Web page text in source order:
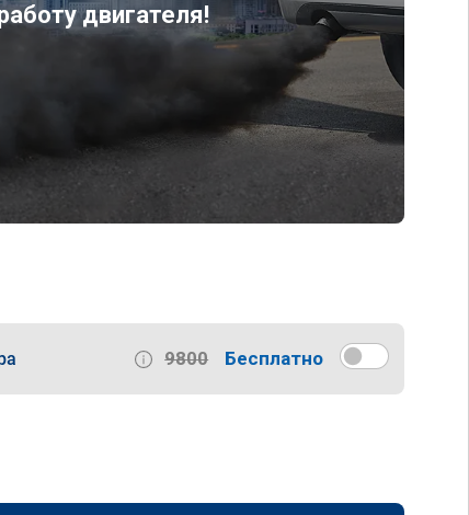
двигателя!
9800 Бесплатно